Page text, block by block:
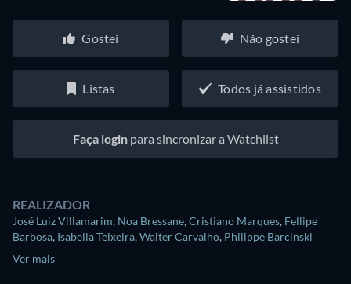
Gostei Não gostei
Listas Todos já assistidos
Faça loginpara sincronizar a Watchlist
REALIZADOR
José Luiz Villamarim, Noa Bressane,Cristiano Marques, Fellipe
Barbosa, Isabella Teixeira,Walter Carvalho, Philippe Barcinski
Ver mais